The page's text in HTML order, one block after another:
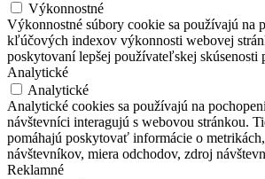
Výkonnostné
Výkonnostné súbory cookie sa používajú na
kľúčových indexov výkonnosti webovej
poskytovaní lepšej používateľskej skúsenosti
Analytické
Analytické
Analytické cookies sa používajú na
návštevníci interagujú s webovou stránkou.
pomáhajú poskytovať informácie o
návštevníkov, miera odchodov, zdroj
Reklamné